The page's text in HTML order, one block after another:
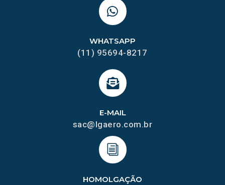
HOMOLGAÇÃO
E-MAIL
sac@lgaero.com.br
WHATSAPP
(11) 95694-8217